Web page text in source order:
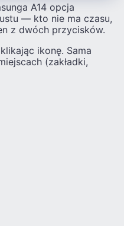
A14 opcja
— kto nie ma czasu,
z dwóch przycisków.
ikonę. Sama
(zakładki,